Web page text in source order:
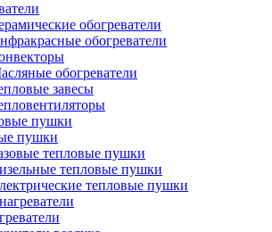
обогреватели
обогреватели
обогреватели
завесы
пушки
тепловые пушки
тепловые пушки
тепловые пушки